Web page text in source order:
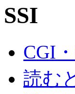
CGI
読む